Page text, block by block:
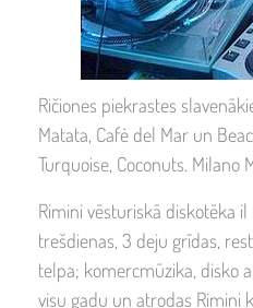
Ričiones piekrastes
Matata, Cafè del Mar un
Turquoise, Coconuts. Milano
Rimini vēsturiskā diskotēka
trešdienas, 3 deju grīdas,
telpa; komercmūzika, disko
visu gadu un atrodas Rimini